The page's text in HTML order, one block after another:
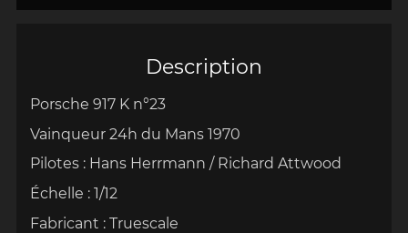
Description
Porsche 917 K n°23
Vainqueur 24h du Mans 1970
Pilotes : Hans Herrmann / Richard Attwood
Échelle : 1/12
Fabricant : Truescale